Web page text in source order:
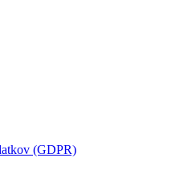
(GDPR)